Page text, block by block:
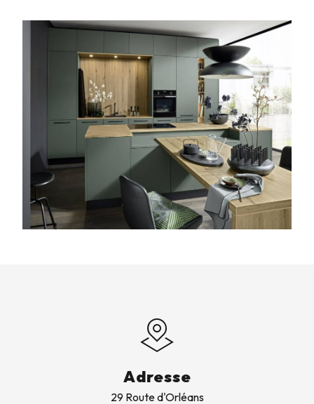
Adresse
29 Route d'Orléans